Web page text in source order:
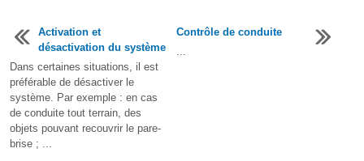
Activation et
désactivation du système
Dans certaines situations, il est
préférable de désactiver le
système. Par exemple : en cas
de conduite tout terrain, des
objets pouvant recouvrir le pare-
brise ; ...
Contrôle de conduite